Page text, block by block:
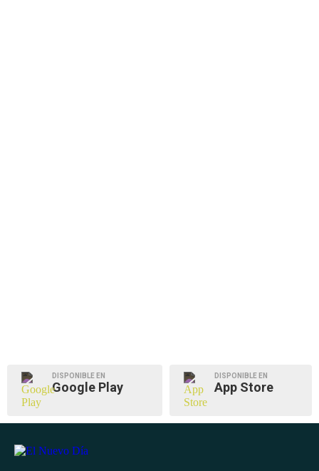
DISPONIBLE EN
Google Play
DISPONIBLE EN
App Store